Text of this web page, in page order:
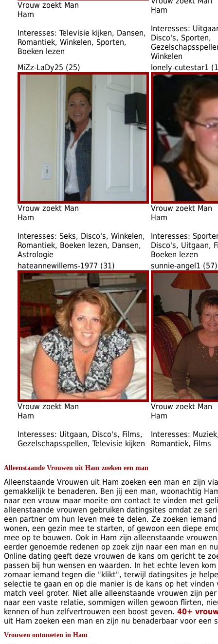
Vrouw zoekt Man
Ham
Interesses: Televisie kijken, Dansen,
Romantiek, Winkelen, Sporten,
Boeken lezen
Ham
Interesses:
Disco's, Sporten,
Winkelen
MiZz-LaDy25 (25)
Vrouw zoekt Man
Ham
Interesses: Seks, Disco's, Winkelen,
Romantiek, Boeken lezen, Dansen,
Astrologie
lonely-cutestar1
Vrouw zoekt Man
Ham
Interesses:
Disco's, Uitgaan,
Boeken lezen
hateannewillems-1977 (31)
Vrouw zoekt Man
Ham
Interesses: Uitgaan, Disco's, Films,
Gezelschapsspellen, Televisie kijken
sunnie-angel1 (57)
Vrouw zoekt Man
Ham
Interesses:
Romantiek, Films
Alleenstaande Vrouwen uit Ham zoeken een man
Alleenstaande Vrouwen uit Ham zoeken een man en zijn
gemakkelijk te benaderen. Ben jij een man, woonachtig
naar een vrouw maar moeite om contact te vinden met
alleenstaande vrouwen gebruiken datingsites omdat ze
een partner om hun leven mee te delen. Ze zoeken
wonen, een gezin mee te starten, of gewoon een diepe
mee op te bouwen. Ook in Ham zijn alleenstaande
eerder genoemde redenen op zoek zijn naar een man en
Online dating geeft deze vrouwen de kans om gericht te
passen bij hun wensen en waarden. In het echte leven
zomaar iemand tegen die "klikt", terwijl datingsites je
selectie te gaan en op die manier is de kans op het vinden
match veel groter. Niet alle alleenstaande vrouwen zijn
naar een vaste relatie, sommigen willen gewoon flirten,
kennen of hun zelfvertrouwen een boost geven. 40+
uit Ham zoeken een man en zijn nu benaderbaar voor een
Vrouwen ontmoeten in Ham